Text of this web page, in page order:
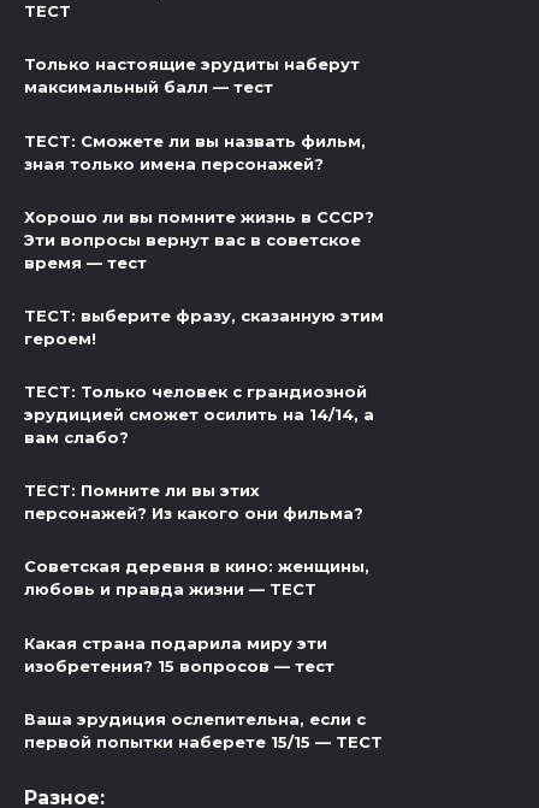
ТЕСТ
Только настоящие эрудиты наберут
максимальный балл — тест
ТЕСТ: Сможете ли вы назвать фильм,
зная только имена персонажей?
Хорошо ли вы помните жизнь в СССР?
Эти вопросы вернут вас в советское
время — тест
ТЕСТ: выберите фразу, сказанную этим
героем!
ТЕСТ: Только человек с грандиозной
эрудицией сможет осилить на 14/14, а
вам слабо?
ТЕСТ: Помните ли вы этих
персонажей? Из какого они фильма?
Советская деревня в кино: женщины,
любовь и правда жизни — ТЕСТ
Какая страна подарила миру эти
изобретения? 15 вопросов — тест
Ваша эрудиция ослепительна, если с
первой попытки наберете 15/15 — ТЕСТ
Разное: